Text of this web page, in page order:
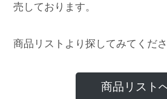
売しております。
商品リストより探してみてくださ
商品リスト